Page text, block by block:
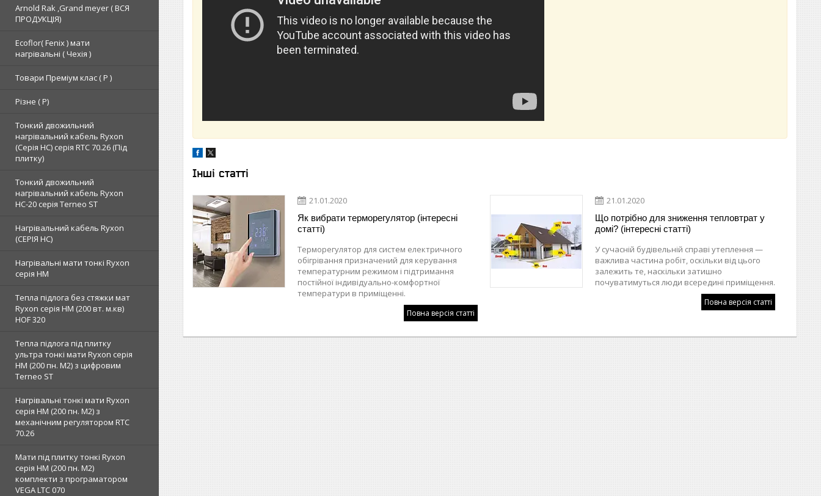
Arnold Rak ,Grand meyer ( ВСЯ
ПРОДУКЦІЯ)
Ecoflor( Fenix ) мати
нагрівальні ( Чехія )
Товари Преміум клас ( Р )
Різне ( Р)
Тонкий двожильний
нагрівальний кабель Ryxon
(Серія НС) серія RTC 70.26 (Під
плитку)
Тонкий двожильний
нагрівальний кабель Ryxon
HC-20 серія Terneo ST
Нагрівальний кабель Ryxon
(СЕРІЯ НС)
Нагрівальні мати тонкі Ryxon
серія НМ
Тепла підлога без стяжки мат
Ryxon серія НМ (200 вт. м.кв)
HOF 320
Тепла підлога під плитку
ультра тонкі мати Ryxon серія
НМ (200 пн. М2) з цифровим
Terneo ST
Нагрівальні тонкі мати Ryxon
серія НМ (200 пн. М2) з
механічним регулятором RTC
70.26
Мати під плитку тонкі Ryxon
серія НМ (200 пн. М2)
комплекти з програматором
VEGA LTC 070
Інші статті
21.01.2020
Як вибрати терморегулятор (інтересні
статті)
Терморегулятор для систем електричного
обігрівання призначений для керування
температурним режимом і підтримання
постійної індивідуально-комфортної
температури в приміщенні.
Повна версія статті
21.01.2020
Що потрібно для зниження тепловтрат у
домі? (інтересні статті)
У сучасній будівельній справі утеплення —
важлива частина робіт, оскільки від цього
залежить те, наскільки затишно
почуватимуться люди всередині приміщення.
Повна версія статті